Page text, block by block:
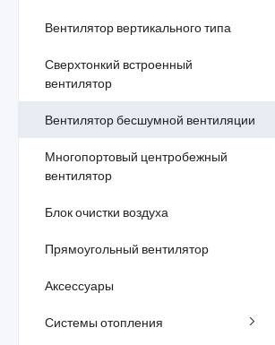
Вентилятор вертикального типа
Сверхтонкий встроенный
вентилятор
Вентилятор бесшумной вентиляции
Многопортовый центробежный
вентилятор
Блок очистки воздуха
Прямоугольный вентилятор
Аксессуары
Системы отопления